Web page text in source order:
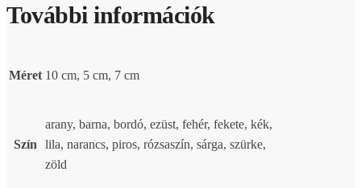
További információk
Méret 10 cm, 5 cm, 7 cm
Szín
arany, barna, bordó, ezüst, fehér, fekete, kék,
lila, narancs, piros, rózsaszín, sárga, szürke,
zöld